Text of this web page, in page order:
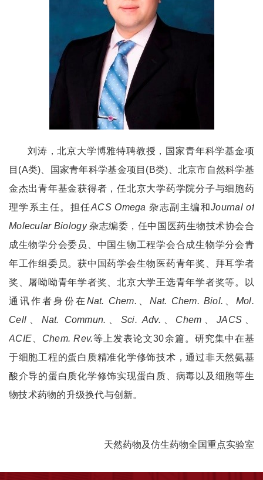
刘涛，北京大学博雅特聘教授，国家青年科学基金项
目(A类)、国家青年科学基金项目(B类)、北京市自然科学基
金杰出青年基金获得者，任北京大学药学院分子与细胞药
理学系主任。担任ACS Omega杂志副主编和Journal of
Molecular Biology杂志编委，任中国医药生物技术协会合
成生物学分会委员、中国生物工程学会合成生物学分会青
年工作组委员。获中国药学会生物医药青年奖、拜耳学者
奖、屠呦呦青年学者奖、北京大学王选青年学者奖等。以
通讯作者身份在 Nat. Chem. Nat. Chem. Biol.
Mol.
Cell
Nat. Commun. Sci. Adv. Chem JACS
ACIE
Chem. Rev.等上发表论文30余篇。研究集中在基
于细胞工程的蛋白质精准化学修饰技术，通过非天然氨基
酸介导的蛋白质化学修饰实现蛋白质、病毒以及细胞等生
物技术药物的升级换代与创新。
天然药物及仿生药物全国重点实验室